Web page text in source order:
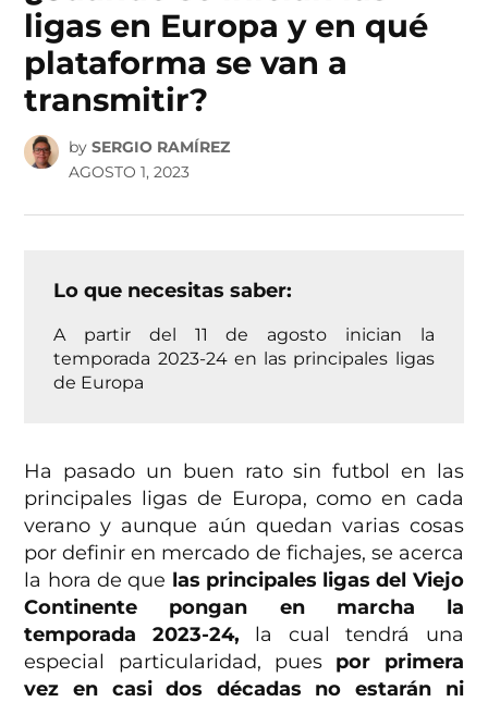
ligas en Europa y en qué
plataforma se van a
transmitir?
by SERGIO RAMÍREZ
AGOSTO 1, 2023
Lo que necesitas saber:
A partir del 11 de agosto inician la
temporada 2023-24 en las principales ligas
de Europa
Ha pasado un buen rato sin futbol en las
principales ligas de Europa, como en cada
verano y aunque aún quedan varias cosas
por definir en mercado de fichajes, se acerca
la hora de que las principales ligas del Viejo
Continente pongan en marcha la
temporada 2023-24, la cual tendrá una
especial particularidad, pues por primera
vez en casi dos décadas no estarán ni